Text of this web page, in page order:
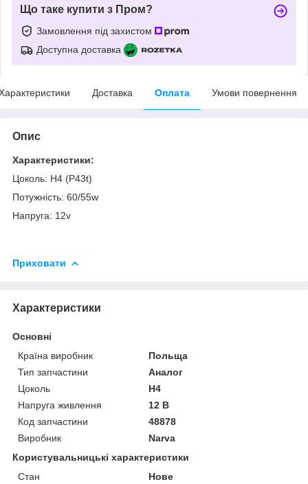
Що таке купити з Пром?
Замовлення під захистом
Доступна доставка
Доставка Оплата Умови повернення
Опис
Характеристики:
Цоколь: Н4 (P43t)
Потужність: 60/55w
Напруга: 12v
Приховати
Характеристики
Основні
Країна виробник
Польща
Тип запчастини
Аналог
Цоколь
H4
Напруга живлення
12 В
Код запчастини
48878
Виробник
Narva
Користувальницькі характеристики
Стан
Нове